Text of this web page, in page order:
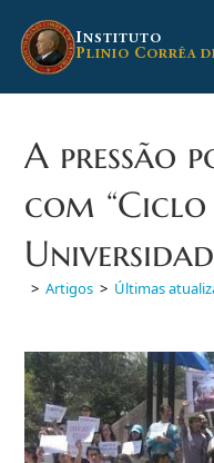
para
INSTITUTO
PLINIO CORRÊA
A pressão
com “Ciclo
> Artigos > Últimas